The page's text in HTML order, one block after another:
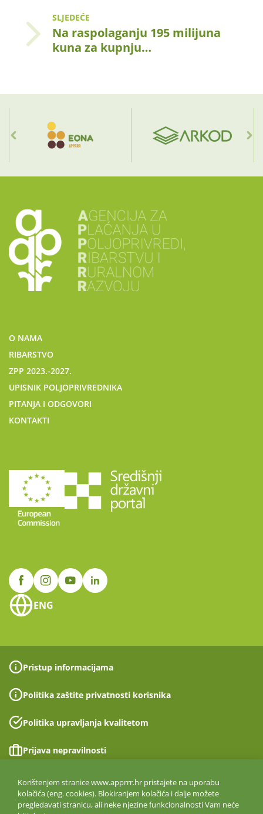
SLJEDEĆE
Na raspolaganju 195 milijuna
kuna za kupnju…
O NAMA
RIBARSTVO
ZPP 2023.-2027.
UPISNIK POLJOPRIVREDNIKA
PITANJA I ODGOVORI
KONTAKTI
ENG
Pristup informacijama
Politika zaštite privatnosti korisnika
Politika upravljanja kvalitetom
Prijava nepravilnosti
Izjava o pristupačnosti
Politika informacijske sigurnosti
Korištenjem stranice www.apprrr.hr pristajete na uporabu
kolačića (eng. cookies). Blokiranjem kolačića i dalje možete
pregledavati stranicu, ali neke njezine funkcionalnosti Vam neće